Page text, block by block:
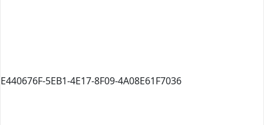
E440676F-5EB1-4E17-8F09-4A08E61F7036